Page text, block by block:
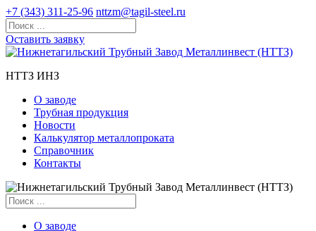
+7 (343) 311-25-96 nttzm@tagil-steel.ru
Оставить заявку
НТТЗ ИНЗ
О заводе
Трубная продукция
Новости
Калькулятор металлопроката
Справочник
Контакты
О заводе